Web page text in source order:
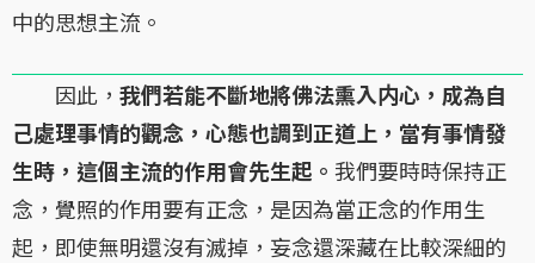
中的思想主流。
因此， 我們若能不斷地將佛法熏入内心，成為自
己處理事情的觀念，心態也調到正道上，當有事情發
生時，這個主流的作用會先生起。 我們要時時保持正
念，覺照的作用要有正念，是因為當正念的作用生
起，即使無明還沒有滅掉，妄念還深藏在比較深細的